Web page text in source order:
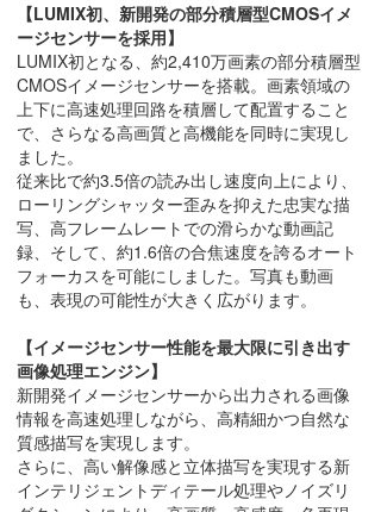
【LUMIX初、新開発の部分積層型CMOSイメ
ージセンサーを採用】
LUMIX初となる、約2,410万画素の部分積層型
CMOSイメージセンサーを搭載。画素領域の
上下に高速処理回路を積層して配置すること
で、さらなる高画質と高機能を同時に実現し
ました。
従来比で約3.5倍の読み出し速度向上により、
ローリングシャッター歪みを抑えた忠実な描
写、高フレームレートでの滑らかな動画記
録、そして、約1.6倍の合焦速度を誇るオート
フォーカスを可能にしました。写真も動画
も、表現の可能性が大きく広がります。
【イメージセンサー性能を最大限に引き出す
画像処理エンジン】
新開発イメージセンサーから出力される画像
情報を高速処理しながら、高精細かつ自然な
質感描写を実現します。
さらに、高い解像感と立体描写を実現する新
インテリジェントディテール処理やノイズリ